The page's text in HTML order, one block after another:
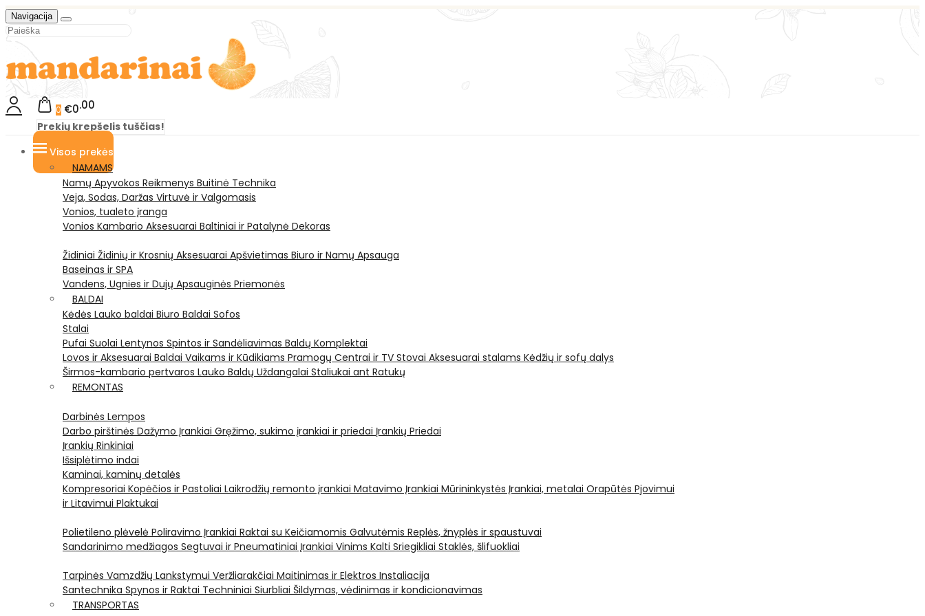
Navigacija
0 €0 00
Prekių krepšelis tuščias!
Visos prekės
NAMAMS
Namų Apyvokos Reikmenys Buitinė Technika
Veja, Sodas, Daržas Virtuvė ir Valgomasis
Vonios, tualeto įranga
Vonios Kambario Aksesuarai Baltiniai ir Patalynė Dekoras
Židiniai Židinių ir Krosnių Aksesuarai Apšvietimas Biuro ir Namų Apsauga
Baseinas ir SPA
Vandens, Ugnies ir Dujų Apsauginės Priemonės
BALDAI
Kėdės Lauko baldai Biuro Baldai Sofos
Stalai
Pufai Suolai Lentynos Spintos ir Sandėliavimas Baldų Komplektai
Lovos ir Aksesuarai Baldai Vaikams ir Kūdikiams Pramogų Centrai ir TV Stovai Aksesuarai stalams Kėdžių ir sofų dalys
Širmos-kambario pertvaros Lauko Baldų Uždangalai Staliukai ant Ratukų
REMONTAS
Darbinės Lempos
Darbo pirštinės Dažymo Įrankiai Gręžimo, sukimo įrankiai ir priedai Įrankių Priedai
Įrankių Rinkiniai
Išsiplėtimo indai
Kaminai, kaminų detalės
Kompresoriai Kopėčios ir Pastoliai Laikrodžių remonto įrankiai Matavimo Įrankiai Mūrininkystės Įrankiai, metalai Orapūtės Pjovimui
ir Litavimui Plaktukai
Polietileno plėvelė Poliravimo Įrankiai Raktai su Keičiamomis Galvutėmis Replės, žnyplės ir spaustuvai
Sandarinimo medžiagos Segtuvai ir Pneumatiniai Įrankiai Vinims Kalti Sriegikliai Staklės, šlifuokliai
Tarpinės Vamzdžių Lankstymui Veržliarakčiai Maitinimas ir Elektros Instaliacija
Santechnika Spynos ir Raktai Techniniai Siurbliai Šildymas, vėdinimas ir kondicionavimas
TRANSPORTAS